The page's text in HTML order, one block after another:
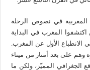
المغربية في نصوص الرحلة
اكتشفوا المغرب في البداية
الانطباع الأول عن المغرب.
وهم على بعد أمتار من ميناء
الجغرافي المميّز، ولكن ما